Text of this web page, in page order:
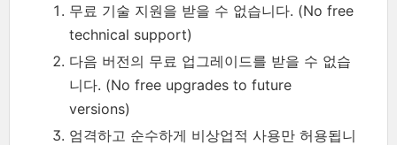
무료 기술 지원을 받을 수 없습니다. (No free
technical support)
다음 버전의 무료 업그레이드를 받을 수 없습
니다. (No free upgrades to future
versions)
엄격하고 순수하게 비상업적 사용만 허용됩니